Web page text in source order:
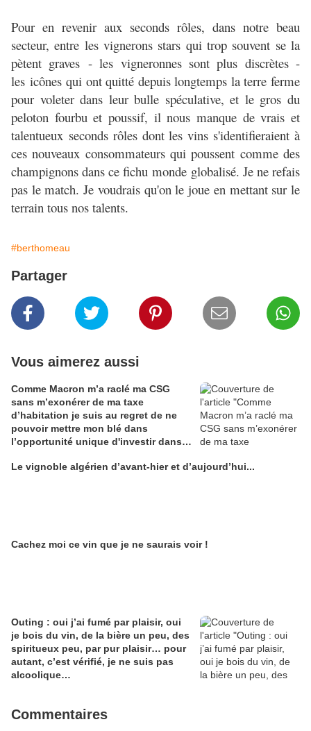
Pour en revenir aux seconds rôles, dans notre beau
secteur, entre les vignerons stars qui trop souvent se la
pètent graves - les vigneronnes sont plus discrètes -
les icônes qui ont quitté depuis longtemps la terre ferme
pour voleter dans leur bulle spéculative, et le gros du
peloton fourbu et poussif, il nous manque de vrais et
talentueux seconds rôles dont les vins s'identifieraient à
ces nouveaux consommateurs qui poussent comme des
champignons dans ce fichu monde globalisé. Je ne refais
pas le match. Je voudrais qu'on le joue en mettant sur le
terrain tous nos talents.
#berthomeau
Partager
Vous aimerez aussi
Comme Macron m’a raclé ma CSG
sans m’exonérer de ma taxe
d’habitation je suis au regret de ne
pouvoir mettre mon blé dans
l’opportunité unique d'investir dans
Alain Edouard
Le vignoble algérien d’avant-hier et d’aujourd’hui...
Cachez moi ce vin que je ne saurais voir !
Outing : oui j’ai fumé par plaisir, oui
je bois du vin, de la bière un peu, des
spiritueux peu, par pur plaisir… pour
autant, c’est vérifié, je ne suis pas
alcoolique…
Commentaires